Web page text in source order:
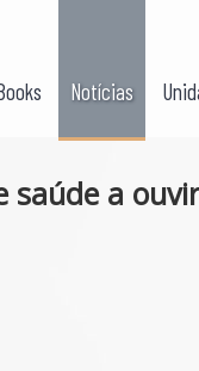
Notícias
a